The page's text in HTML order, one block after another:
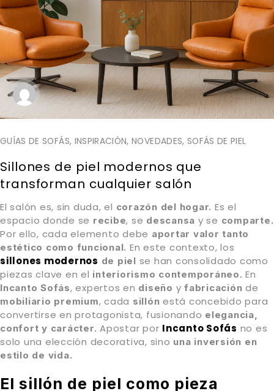
GUÍAS DE SOFÁS, INSPIRACIÓN,NOVEDADES, SOFÁS DE PIEL
Sillones de piel modernos que
transforman cualquier salón
El salón es, sin duda, el corazón del hogar. Es el
espacio donde se recibe, se descansa y se comparte.
Por ello, cada elemento debe aportar valor tanto
estético como funcional. En este contexto, los
sillones modernos de piel se han consolidado como
piezas clave en el interiorismo contemporáneo. En
Incanto Sofás, expertos en diseño y fabricación de
mobiliario premium, cada sillón está concebido para
convertirse en protagonista, fusionando elegancia,
confort y carácter. Apostar por Incanto Sofás no es
solo una elección decorativa, sino una inversión en
estilo de vida.
El sillón de piel como pieza